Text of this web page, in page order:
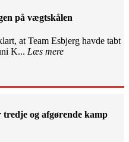
på vægtskålen
at Team Esbjerg havde tabt
K... Læs mere
og afgørende kamp